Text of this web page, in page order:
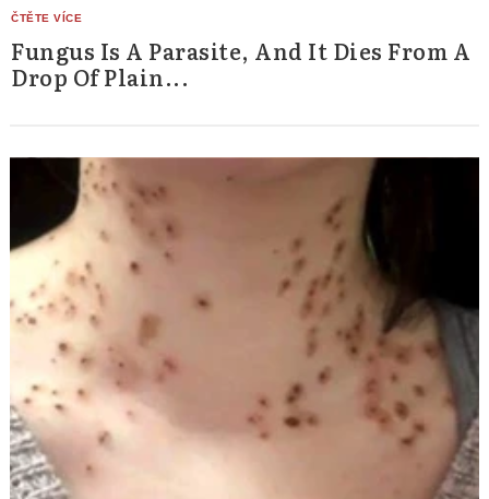
Fungus Is A Parasite, And It Dies From A
Drop Of Plain...